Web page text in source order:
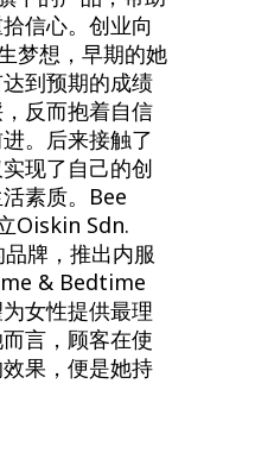
信心。创业向
梦想，早期的她
到预期的成绩
反而抱着自信
。后来接触了
现了自己的创
素质。Bee
Oiskin Sdn.
牌，推出内服
& Bedtime
女性提供最理
言，顾客在使
果，便是她持